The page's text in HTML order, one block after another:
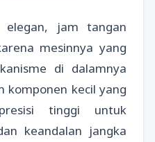
elegan, jam tangan
mesinnya yang
di dalamnya
komponen kecil yang
tinggi untuk
keandalan jangka